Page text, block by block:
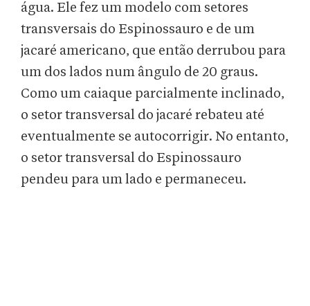
água. Ele fez um modelo com setores
transversais do Espinossauro e de um
jacaré americano, que então derrubou para
um dos lados num ângulo de 20 graus.
Como um caiaque parcialmente inclinado,
o setor transversal do jacaré rebateu até
eventualmente se autocorrigir. No entanto,
o setor transversal do Espinossauro
pendeu para um lado e permaneceu.